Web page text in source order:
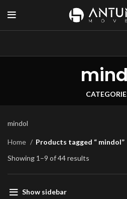
mindol
Home
Products tagged “ mindol”
Showing 1–9 of 44 results
Show sidebar